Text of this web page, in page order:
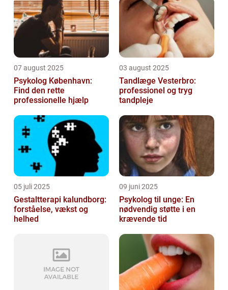
07 august 2025
Psykolog København:
Find den rette
professionelle hjælp
03 august 2025
Tandlæge Vesterbro:
professionel og tryg
tandpleje
05 juli 2025
Gestaltterapi kalundborg:
forståelse, vækst og
helhed
09 juni 2025
Psykolog til unge: En
nødvendig støtte i en
krævende tid